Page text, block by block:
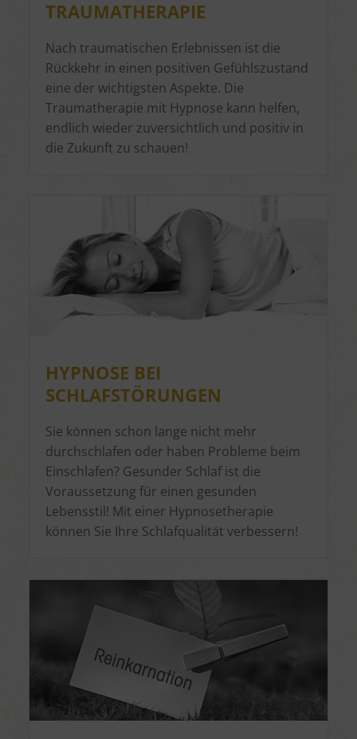
TRAUMATHERAPIE
Nach traumatischen Erlebnissen ist die
Rückkehr in einen positiven Gefühlszustand
eine der wichtigsten Aspekte. Die
Traumatherapie mit Hypnose kann helfen,
endlich wieder zuversichtlich und positiv in
die Zukunft zu schauen!
HYPNOSE BEI
SCHLAFSTÖRUNGEN
Sie können schon lange nicht mehr
durchschlafen oder haben Probleme beim
Einschlafen? Gesunder Schlaf ist die
Voraussetzung für einen gesunden
Lebensstil! Mit einer Hypnosetherapie
können Sie Ihre Schlafqualität verbessern!